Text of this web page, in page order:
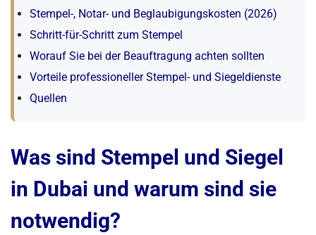
Stempel-, Notar- und Beglaubigungskosten (2026)
Schritt-für-Schritt zum Stempel
Worauf Sie bei der Beauftragung achten sollten
Vorteile professioneller Stempel- und Siegeldienste
Quellen
Was sind Stempel und Siegel
in Dubai und warum sind sie
notwendig?